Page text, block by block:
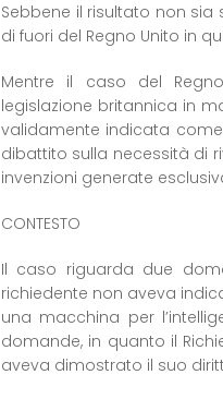
Sebbene il risultato non
di fuori del Regno Unito in
Mentre il caso del
legislazione britannica in
validamente indicata come
dibattito sulla necessità di
invenzioni generate
CONTESTO
Il caso riguarda due
richiedente non aveva
una macchina per
domande, in quanto il
aveva dimostrato il suo